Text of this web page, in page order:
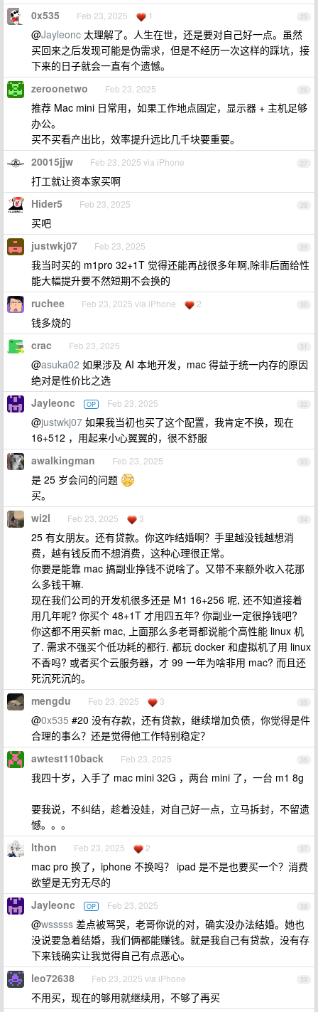
25
0x535 Feb 23, 2025 1
@Jayleonc 太理解了。人生在世，还是要对自己好一点。虽然
买回来之后发现可能是伪需求，但是不经历一次这样的踩坑，接
下来的日子就会一直有个遗憾。
26
zeroonetwo Feb 23, 2025
推荐 Mac mini 日常用，如果工作地点固定，显示器 + 主机足够
办公。
买不买看产出比，效率提升远比几千块要重要。
27
20015jjw Feb 23, 2025 via iPhone
打工就让资本家买啊
28
Hider5 Feb 23, 2025
买吧
29
justwkj07 Feb 23, 2025
我当时买的 m1pro 32+1T 觉得还能再战很多年啊,除非后面给性
能大幅提升要不然短期不会换的
30
ruchee Feb 23, 2025 via iPhone 2
钱多烧的
31
crac Feb 23, 2025
@asuka02 如果涉及 AI 本地开发，mac 得益于统一内存的原因
绝对是性价比之选
32
Jayleonc OP Feb 23, 2025
@justwkj07 如果我当初也买了这个配置，我肯定不换，现在
16+512 ，用起来小心翼翼的，很不舒服
33
awalkingman Feb 23, 2025
是 25 岁会问的问题
买。
34
wi2l Feb 23, 2025 3
25 有女朋友。还有贷款。你这咋结婚啊？手里越没钱越想消
费，越有钱反而不想消费，这种心理很正常。
你要是能靠 mac 搞副业挣钱不说啥了。又带不来额外收入花那
么多钱干嘛.
现在我们公司的开发机很多还是 M1 16+256 呢, 还不知道接着
用几年呢? 你买个 48+1T 才用四五年? 你副业一定很挣钱吧?
你这都不用买新 mac, 上面那么多老哥都说能个高性能 linux 机
了. 需求不强买个低功耗的都行. 都玩 docker 和虚拟机了用 linux
不香吗? 或者买个云服务器，才 99 一年为啥非用 mac? 而且还
死沉死沉的。
35
mengdu Feb 23, 2025 3
@0x535 #20 没有存款，还有贷款，继续增加负债，你觉得是件
合理的事么？还是觉得他工作特别稳定？
36
awtest110back Feb 23, 2025
我四十岁，入手了 mac mini 32G ，两台 mini 了，一台 m1 8g
要我说，不纠结，趁着没娃，对自己好一点，立马拆封，不留遗
憾。。。
37
lthon Feb 23, 2025 2
mac pro 换了，iphone 不换吗？ ipad 是不是也要买一个？消费
欲望是无穷无尽的
38
Jayleonc OP Feb 23, 2025
@wsssss 差点被骂哭，老哥你说的对，确实没办法结婚。她也
没说要急着结婚，我们俩都能赚钱。就是我自己有贷款，没有存
下来钱确实让我觉得自己有点恶心。
39
leo72638 Feb 23, 2025 via iPhone
不用买，现在的够用就继续用，不够了再买